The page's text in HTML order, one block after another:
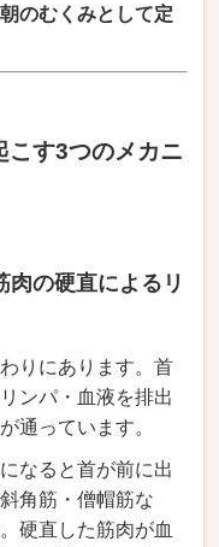
のむくみとして定
こす3つのメカニ
の硬直によるリ
りにあります。首
ンパ・血液を排出
通っています。
なると首が前に出
角筋・僧帽筋な
硬直した筋肉が血